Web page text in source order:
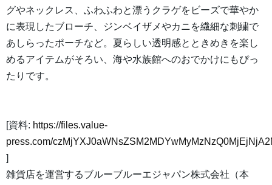
グやネックレス、ふわふわと漂うクラゲをビーズで華やか
に表現したブローチ、ジンベイザメやカニを繊細な刺繍で
あしらったポーチなど。夏らしい透明感とときめきを楽し
めるアイテムがそろい、海や水族館へのおでかけにもぴっ
たりです。
[資料: https://files.value-
press.com/
]
雑貨店を運営するブルーブルーエジャパン株式会社（本